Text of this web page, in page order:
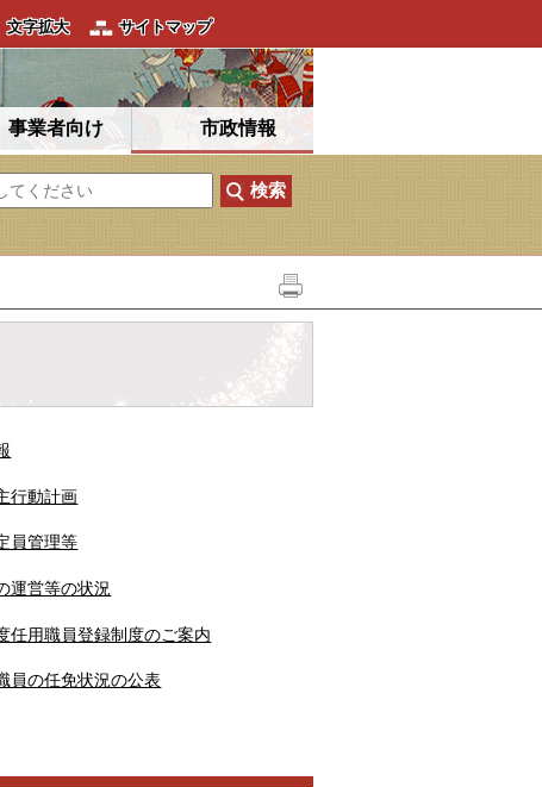
文字拡大 サイトマップ
事業者向け 市政情報
行動計画
員管理等
運営等の状況
任用職員登録制度のご案内
員の任免状況の公表